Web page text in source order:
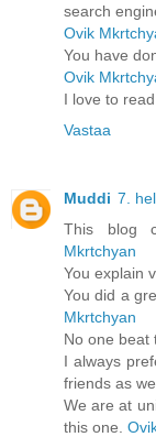
search
Ovik
You have
Ovik
I love to
Vastaa
Muddi 7.
This blog
Mkrtchyan
You explain
You did a
Mkrtchyan
No one beat
I always
friends as
We are at
this one.